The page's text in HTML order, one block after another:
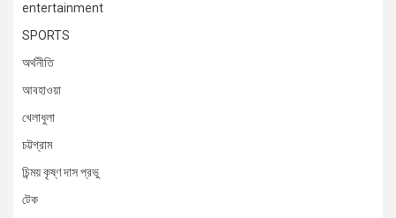
entertainment
SPORTS
অর্থনীতি
আবহাওয়া
খেলাধুলা
চট্টগ্রাম
চিন্ময় কৃষ্ণ দাস প্রভু
টেক